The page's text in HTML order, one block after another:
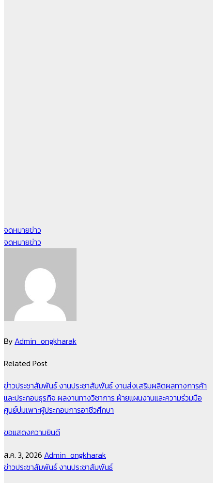
แนะแนว
เรื่อง
จดหมายข่าว
จดหมายข่าว
By Admin_ongkharak
Related Post
ข่าวประชาสัมพันธ์งานประชาสัมพันธ์งานส่งเสริมผลิตผลทางการค้า
และประกอบธุรกิจ ผลงานทางวิชาการ ฝ่ายแผนงานและความร่วมมือ
ศูนย์บ่มเพาะผู้ประกอบการอาชีวศึกษา
ขอแสดงความยินดี
ส.ค. 3, 2026 Admin_ongkharak
ข่าวประชาสัมพันธ์งานประชาสัมพันธ์